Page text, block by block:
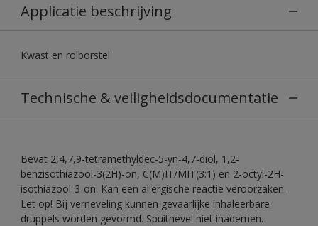
Applicatie beschrijving
Kwast en rolborstel
Technische & veiligheidsdocumentatie
Bevat 2,4,7,9-tetramethyldec-5-yn-4,7-diol, 1,2-
benzisothiazool-3(2H)-on, C(M)IT/MIT(3:1) en 2-octyl-2H-
isothiazool-3-on. Kan een allergische reactie veroorzaken.
Let op! Bij verneveling kunnen gevaarlijke inhaleerbare
druppels worden gevormd. Spuitnevel niet inademen.